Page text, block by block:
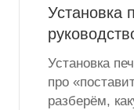
Установка
Установка
про
разберём,